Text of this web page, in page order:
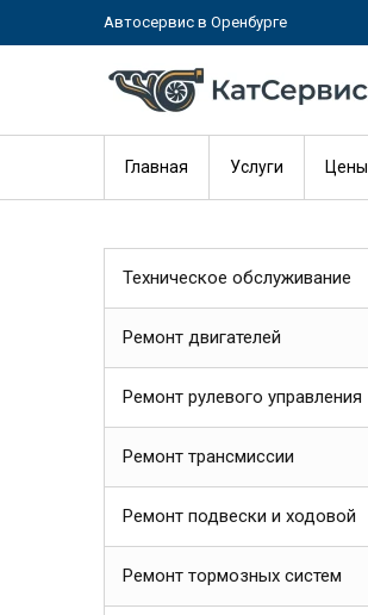
Автосервис в Оренбурге
Главная Услуги Цены
Техническое обслуживание
Ремонт двигателей
Ремонт рулевого управления
Ремонт трансмиссии
Ремонт подвески и ходовой
Ремонт тормозных систем